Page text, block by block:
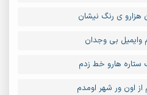
هزارو ی رنگ نیشان
وایمیل بی وجدان
ستاره هارو خط زدم
از اون ور شهر اومدم